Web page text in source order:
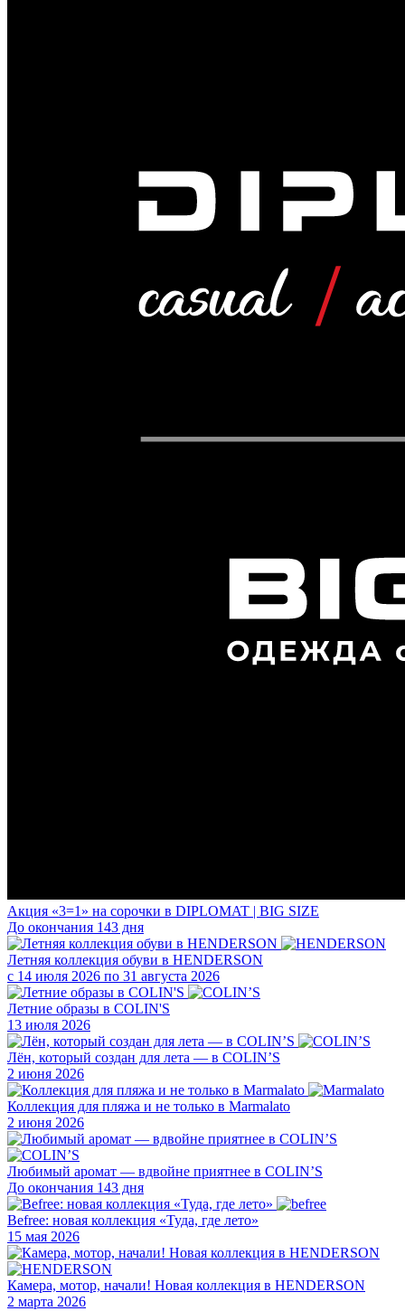
Акция «3=1» на сорочки в DIPLOMAT | BIG SIZE
До окончания 143 дня
Летняя коллекция обуви в HENDERSON
с 14 июля 2026 по 31 августа 2026
Летние образы в COLIN'S
13 июля 2026
Лён, который создан для лета — в COLIN’S
2 июня 2026
Коллекция для пляжа и не только в Marmalato
2 июня 2026
Любимый аромат — вдвойне приятнее в COLIN’S
До окончания 143 дня
Befree: новая коллекция «Туда, где лето»
15 мая 2026
Камера, мотор, начали! Новая коллекция в HENDERSON
2 марта 2026